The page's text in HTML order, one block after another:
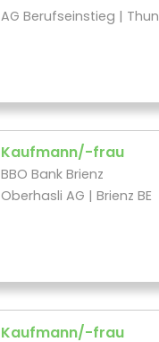
AG Berufseinstieg | Thun
Kaufmann/-frau
BBO Bank Brienz
Oberhasli AG | Brienz BE
Kaufmann/-frau